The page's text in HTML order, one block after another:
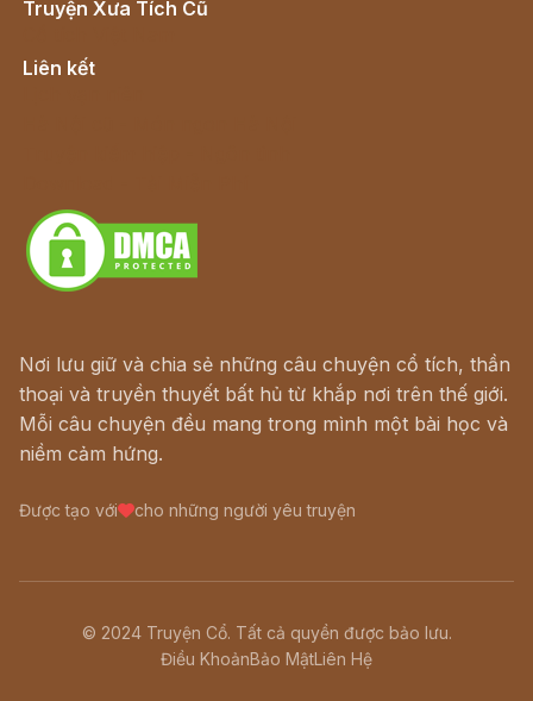
Truyện Xưa Tích Cũ
Liên kết
Nơi lưu giữ và chia sẻ những câu chuyện cổ tích, thần
thoại và truyền thuyết bất hủ từ khắp nơi trên thế giới.
Mỗi câu chuyện đều mang trong mình một bài học và
niềm cảm hứng.
Được tạo với cho những người yêu truyện
© 2024 Truyện Cổ. Tất cả quyền được bảo lưu.
Điều KhoảnBảo MậtLiên Hệ